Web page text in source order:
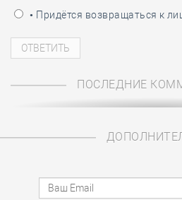
• Придётся возвращаться к
ПОСЛЕДНИЕ